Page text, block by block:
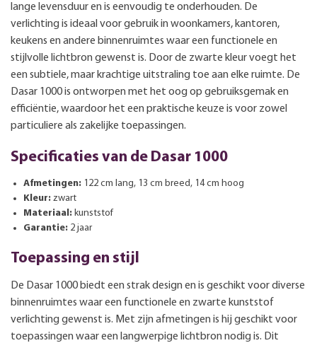
lange levensduur en is eenvoudig te onderhouden. De
verlichting is ideaal voor gebruik in woonkamers, kantoren,
keukens en andere binnenruimtes waar een functionele en
stijlvolle lichtbron gewenst is. Door de zwarte kleur voegt het
een subtiele, maar krachtige uitstraling toe aan elke ruimte. De
Dasar 1000 is ontworpen met het oog op gebruiksgemak en
efficiëntie, waardoor het een praktische keuze is voor zowel
particuliere als zakelijke toepassingen.
Specificaties van de Dasar 1000
Afmetingen: 122 cm lang, 13 cm breed, 14 cm hoog
Kleur: zwart
Materiaal: kunststof
Garantie: 2 jaar
Toepassing en stijl
De Dasar 1000 biedt een strak design en is geschikt voor diverse
binnenruimtes waar een functionele en zwarte kunststof
verlichting gewenst is. Met zijn afmetingen is hij geschikt voor
toepassingen waar een langwerpige lichtbron nodig is. Dit